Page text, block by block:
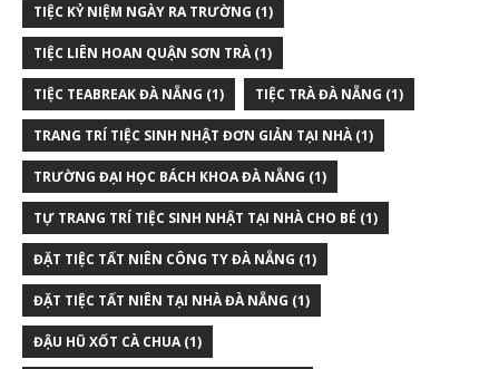
TIỆC KỶ NIỆM NGÀY RA TRƯỜNG (1)
TIỆC LIÊN HOAN QUẬN SƠN TRÀ(1)
TIỆC TEABREAK ĐÀ NẴNG (1) TIỆC TRÀ ĐÀ NẴNG (1)
TRANG TRÍ TIỆC SINH NHẬT ĐƠN GIẢN TẠI NHÀ(1)
TRƯỜNG ĐẠI HỌC BÁCH KHOA ĐÀ NẴNG (1)
TỰ TRANG TRÍ TIỆC SINH NHẬT TẠI NHÀ CHO BÉ (1)
ĐẶT TIỆC TẤT NIÊN CÔNG TY ĐÀ NẴNG (1)
ĐẶT TIỆC TẤT NIÊN TẠI NHÀ ĐÀ NẴNG (1)
ĐẬU HŨ XỐT CÀ CHUA(1)